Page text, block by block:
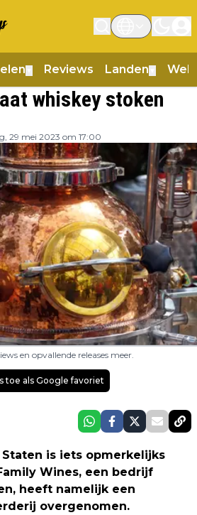
Reviews Landen
whiskey stoken
29 mei 2023 om 17:00
en opvallende releases meer.
toe als Google favoriet
is iets opmerkelijks
Wines, een bedrijf
heeft namelijk een
overgenomen.